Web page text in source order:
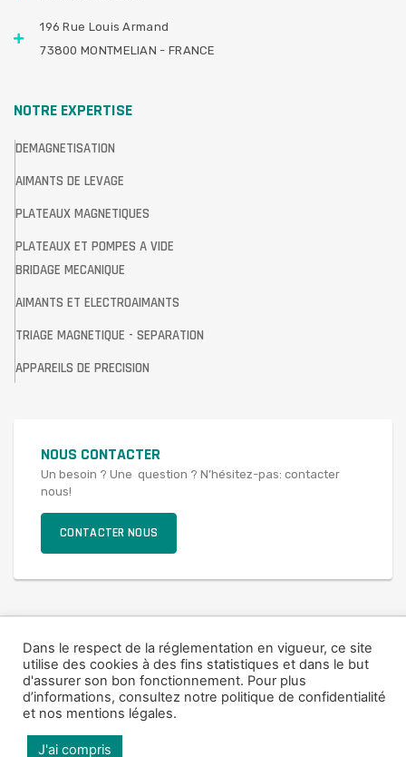
196 Rue Louis Armand
73800 MONTMELIAN - FRANCE
NOTRE EXPERTISE
DEMAGNETISATION
AIMANTS DE LEVAGE
PLATEAUX MAGNETIQUES
PLATEAUX ET POMPES A VIDE
BRIDAGE MECANIQUE
AIMANTS ET ELECTROAIMANTS
TRIAGE MAGNETIQUE - SEPARATION
APPAREILS DE PRECISION
NOUS CONTACTER
Un besoin ? Une question ? N’hésitez-pas: contacter
nous!
CONTACTER NOUS
© 2021 SAV FRANCE
Mentions légales
Dans le respect de la réglementation en vigueur, ce site
utilise des cookies à des fins statistiques et dans le but
d'assurer son bon fonctionnement. Pour plus
d’informations, consultez notre politique de confidentialité
et nos mentions légales.
J'ai compris